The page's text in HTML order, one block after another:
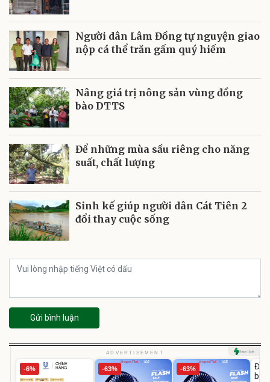
Người dân Lâm Đồng tự nguyện giao
nộp cá thể trăn gấm quý hiếm
Nâng giá trị nông sản vùng đồng
bào DTTS
Để những mùa sầu riêng cho năng
suất, chất lượng
Sinh kế giúp người dân Cát Tiên 2
đổi thay cuộc sống
Gửi bình luận
ADVERTISEMENT
-6% -63% -63%
Đai
bé